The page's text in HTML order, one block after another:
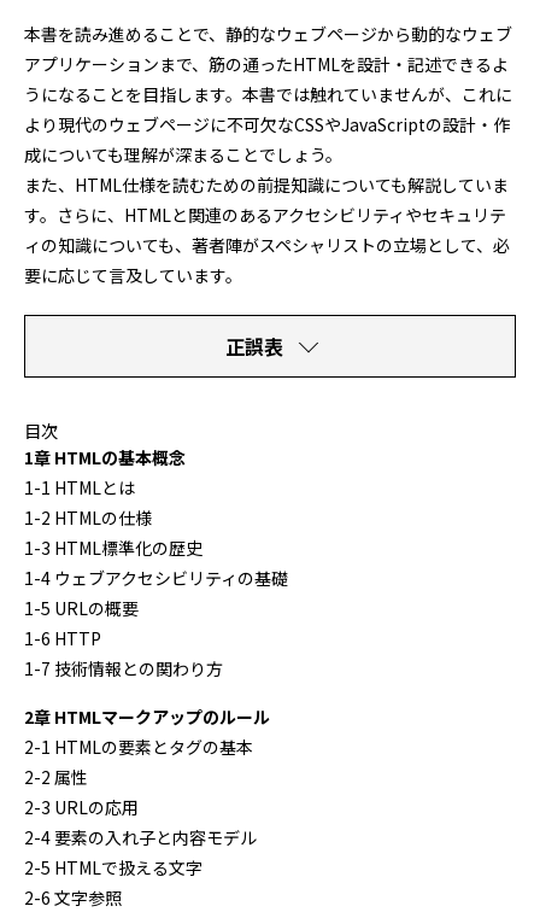
本書を読み進めることで、静的なウェブページから動的なウェブ
アプリケーションまで、筋の通ったHTMLを設計・記述できるよ
うになることを目指します。本書では触れていませんが、これに
より現代のウェブページに不可欠なCSSやJavaScriptの設計・作
成についても理解が深まることでしょう。
また、HTML仕様を読むための前提知識についても解説していま
す。さらに、HTMLと関連のあるアクセシビリティやセキュリテ
ィの知識についても、著者陣がスペシャリストの立場として、必
要に応じて言及しています。
正誤表
目次
1章 HTMLの基本概念
1-1 HTMLとは
1-2 HTMLの仕様
1-3 HTML標準化の歴史
1-4 ウェブアクセシビリティの基礎
1-5 URLの概要
1-6 HTTP
1-7 技術情報との関わり方
2章 HTMLマークアップのルール
2-1 HTMLの要素とタグの基本
2-2 属性
2-3 URLの応用
2-4 要素の入れ子と内容モデル
2-5 HTMLで扱える文字
2-6 文字参照